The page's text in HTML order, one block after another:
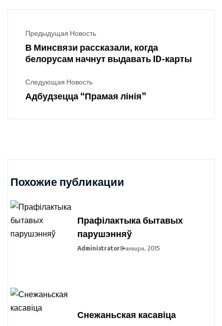
Предыдущая Новость
В Минсвязи рассказали, когда
белорусам начнут выдавать ID-карты
Следующая Новость
Адбудзецца “Прамая лінія”
Похожие публикации
Прафілактыка бытавых
парушэнняў
Administrator8 января, 2015
Снежаньская касавіца